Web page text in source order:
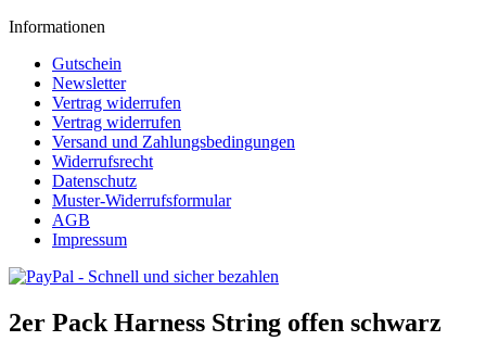
Informationen
Gutschein
Newsletter
Vertrag widerrufen
Vertrag widerrufen
Versand und Zahlungsbedingungen
Widerrufsrecht
Datenschutz
Muster-Widerrufsformular
AGB
Impressum
2er Pack Harness String offen schwarz